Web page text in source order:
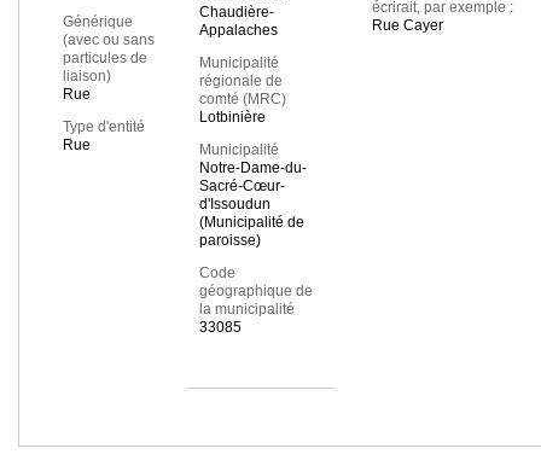
Générique
(avec ou sans
particules de
liaison)
Rue
Type d'entité
Rue
Chaudière-
Appalaches
Municipalité
régionale de
comté (MRC)
Lotbinière
Municipalité
Notre-Dame-du-
Sacré-Cœur-
d'Issoudun
(Municipalité de
paroisse)
Code
géographique de
la municipalité
33085
écrirait, par exemple :
Rue Cayer